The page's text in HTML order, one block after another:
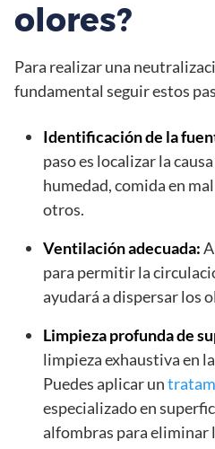
olores?
Para realizar una
fundamental seguir estos
Identificación de la
paso es localizar la
humedad, comida en
otros.
Ventilación adecuada:
para permitir la
ayudará a dispersar los
Limpieza profunda de
limpieza exhaustiva en
Puedes aplicar un
especializado en
alfombras para eliminar